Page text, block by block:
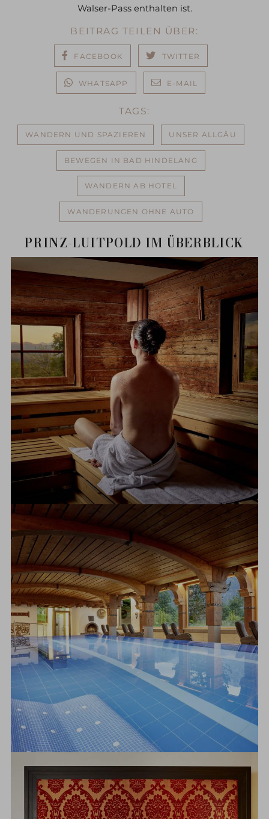
Walser-Pass enthalten ist.
BEITRAG TEILEN ÜBER:
FACEBOOK TWITTER
WHATSAPP E-MAIL
TAGS:
WANDERN UND SPAZIEREN UNSER ALLGÄU
BEWEGEN IN BAD HINDELANG
WANDERN AB HOTEL
WANDERUNGEN OHNE AUTO
PRINZ-LUITPOLD IM ÜBERBLICK